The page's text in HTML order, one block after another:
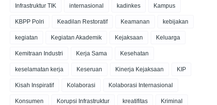
Infrastruktur TIK internasional kadinkes Kampus
KBPP Polri Keadilan Restoratif Keamanan kebijakan
kegiatan Kegiatan Akademik Kejaksaan Keluarga
Kemitraan Industri Kerja Sama Kesehatan
keselamatan kerja Keseruan Kinerja Kejaksaan KIP
Kisah Inspiratif Kolaborasi Kolaborasi Internasional
Konsumen Korupsi Infrastruktur kreatifitas Kriminal